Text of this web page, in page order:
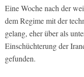
Eine Woche nach der
dem Regime mit der
gelang, eher über als
Einschüchterung der
gefunden.